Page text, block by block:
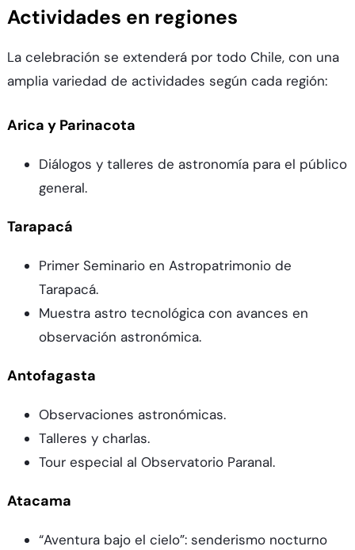
Actividades en regiones
La celebración se extenderá por todo Chile, con una
amplia variedad de actividades según cada región:
Arica y Parinacota
Diálogos y talleres de astronomía para el público
general.
Tarapacá
Primer Seminario en Astropatrimonio de
Tarapacá.
Muestra astro tecnológica con avances en
observación astronómica.
Antofagasta
Observaciones astronómicas.
Talleres y charlas.
Tour especial al Observatorio Paranal.
Atacama
“Aventura bajo el cielo”: senderismo nocturno